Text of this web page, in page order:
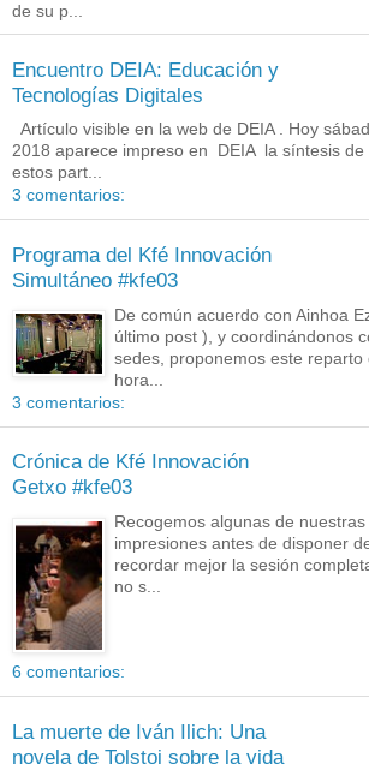
de su p...
Encuentro DEIA: Educación y
Tecnologías Digitales
Artículo visible en la web de DEIA . Hoy
2018 aparece impreso en DEIA la síntesis de
estos part...
3 comentarios:
Programa del Kfé Innovación
Simultáneo #kfe03
De común acuerdo con Ainhoa
último post ), y coordinándonos
sedes, proponemos este reparto
hora...
3 comentarios:
Crónica de Kfé Innovación
Getxo #kfe03
Recogemos algunas de
impresiones antes de disponer
recordar mejor la sesión
no s...
6 comentarios:
La muerte de Iván Ilich: Una
novela de Tolstoi sobre la vida